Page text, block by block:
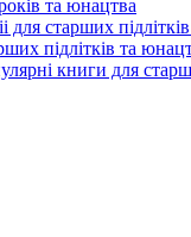
та юнацтва
для cтарших
підлітків та
книги для